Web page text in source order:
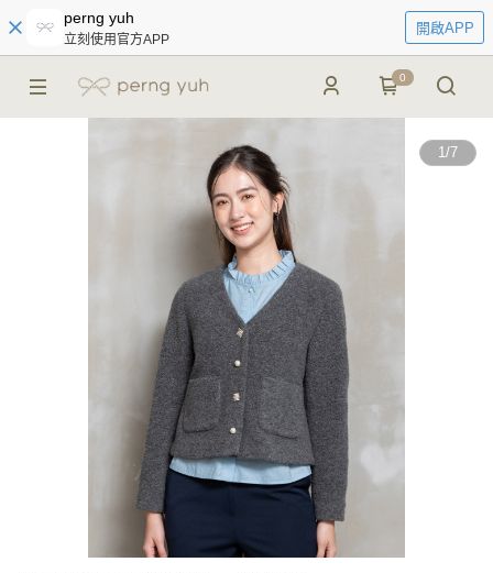
perng yuh
立刻使用官方APP
開啟APP
0
1/7